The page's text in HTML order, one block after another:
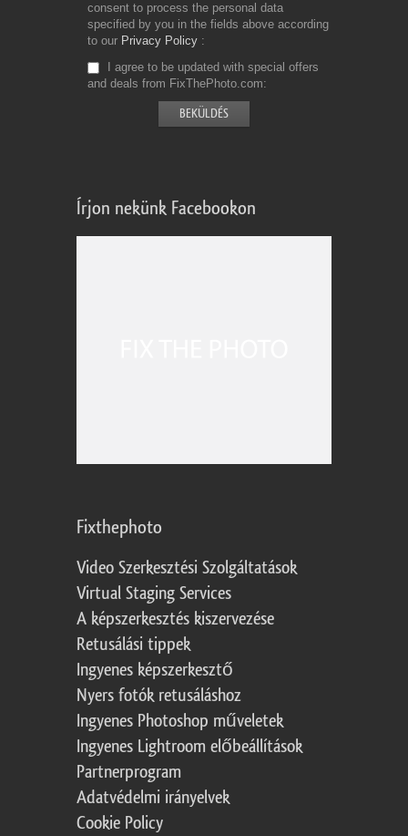
consent to process the personal data
specified by you in the fields above according
to our Privacy Policy
I agree to be updated with special offers
and deals from FixThePhoto.com
Írjon nekünk Facebookon
Fixthephoto
Video Szerkesztési Szolgáltatások
Virtual Staging Services
A képszerkesztés kiszervezése
Retusálási tippek
Ingyenes képszerkesztő
Nyers fotók retusáláshoz
Ingyenes Photoshop műveletek
Ingyenes Lightroom előbeállítások
Partnerprogram
Adatvédelmi irányelvek
Cookie Policy